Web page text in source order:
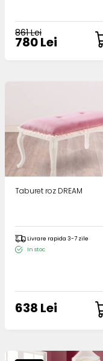
861 Lei
780 Lei
Taburet roz DREAM
Livrare rapida 3-7 zile
In stoc
638 Lei